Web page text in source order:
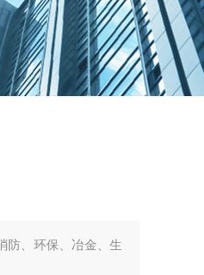
防、环保、冶金、生